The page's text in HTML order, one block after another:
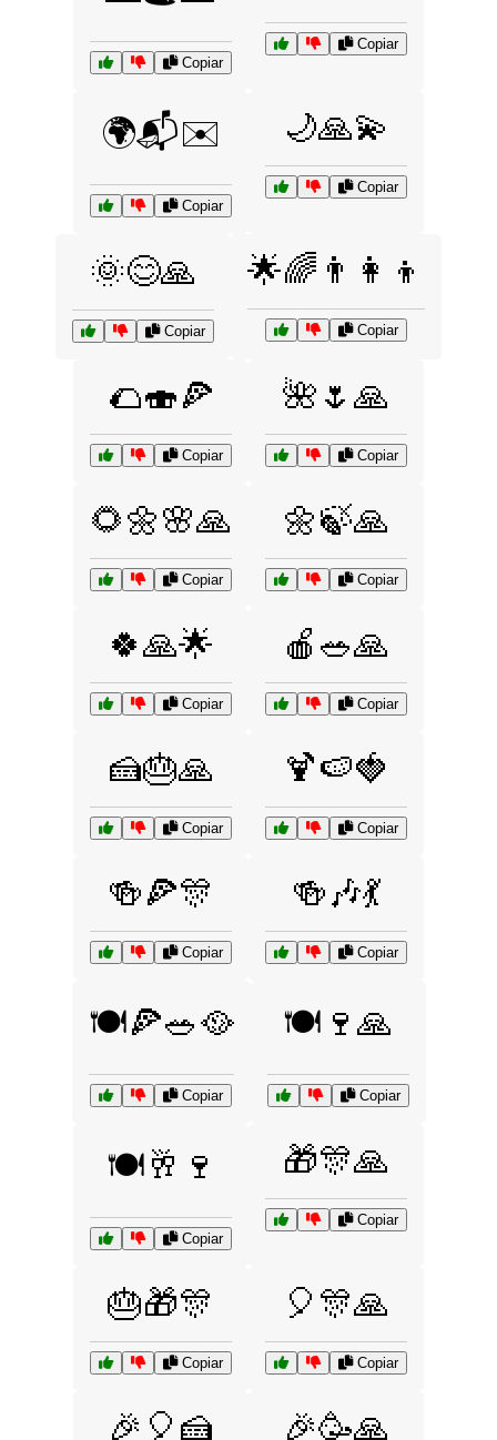
Copiar
Copiar
🌍📬✉️
Copiar
🌙🙏💫
Copiar
🌞😊🙏
Copiar
🌟🌈👨‍👩‍👦
Copiar
🌮🍣🍕
Copiar
🌺🌷🙏
Copiar
🌻🌼🌸🙏
Copiar
🌼🍃🙏
Copiar
🍀🙏🌟
Copiar
🍎🥗🙏
Copiar
🍰🎂🙏
Copiar
🍹🍉🍓
Copiar
🍻🍕🎊
Copiar
🍻🎶💃
Copiar
🍽️🍕🥗🥘
Copiar
🍽️🍷🙏
Copiar
🍽️🥂🍷
Copiar
🎁🎊🙏
Copiar
🎂🎁🎊
Copiar
🎈🎊🙏
Copiar
🎉🎈🍰 🎉🥳🙏